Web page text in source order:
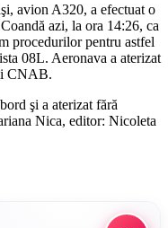
avion A320, a efectuat o
azi, la ora 14:26, ca
procedurilor pentru astfel
08L. Aeronava a aterizat
CNAB.
şi a aterizat fără
Nica, editor: Nicoleta